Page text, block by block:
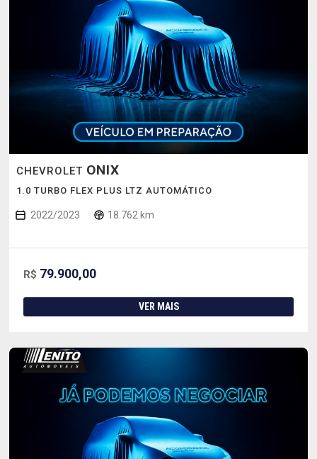
CHEVROLET ONIX
1.0 TURBO FLEX PLUS LTZ AUTOMÁTICO
2022/2023 18.762 km
R$ 79.900,00
VER MAIS